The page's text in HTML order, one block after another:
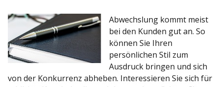
Abwechslung kommt meist
bei den Kunden gut an. So
können Sie Ihren
persönlichen Stil zum
Ausdruck bringen und sich
von der Konkurrenz abheben. Interessieren Sie sich für